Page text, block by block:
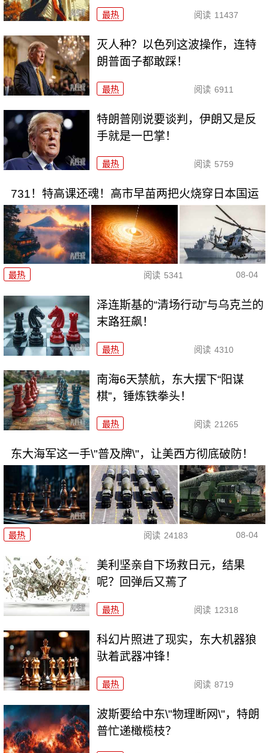
最热 阅读 11437
灭人种？以色列这波操作，连特
朗普面子都敢踩！
最热 阅读 6911
特朗普刚说要谈判，伊朗又是反
手就是一巴掌！
最热 阅读 5759
731！特高课还魂！高市早苗两把火烧穿日本国运
最热 阅读 5341 08-04
泽连斯基的“清场行动”与乌克兰的
末路狂飙！
最热 阅读 4310
南海6天禁航，东大摆下“阳谋
棋”，锤炼铁拳头！
最热 阅读 21265
东大海军这一手\"普及牌\"，让美西方彻底破防！
最热 阅读 24183 08-04
美利坚亲自下场救日元，结果
呢？回弹后又蔫了
最热 阅读 12318
科幻片照进了现实，东大机器狼
驮着武器冲锋！
最热 阅读 8719
波斯要给中东\"物理断网\"，特朗
普忙递橄榄枝？